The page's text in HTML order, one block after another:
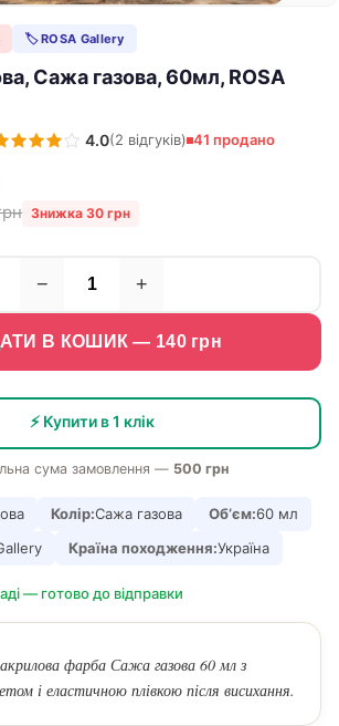
🏷 ROSA Gallery
Сажа газова, 60мл, ROSA
4.0(2 відгуків) 41 продано
Знижка 30 грн
− +
В КОШИК — 140грн
⚡ Купити в 1 клік
сума замовлення — 500 грн
Колір:Сажа газова Обʼєм:60 мл
Країна походження:Україна
— готово до відправки
фарба Сажа газова 60 мл з
і еластичною плівкою після висихання.